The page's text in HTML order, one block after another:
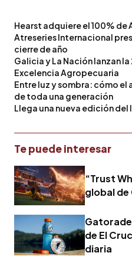
Hearst adquiere el 100% de
Atreseries Internacional
cierre de año
Galicia y La Nación lanzan
Excelencia Agropecuaria
Entre luz y sombra: cómo el
de toda una generación
Llega una nueva edición del
Te puede interesar
“Trust
global de
de El
diaria